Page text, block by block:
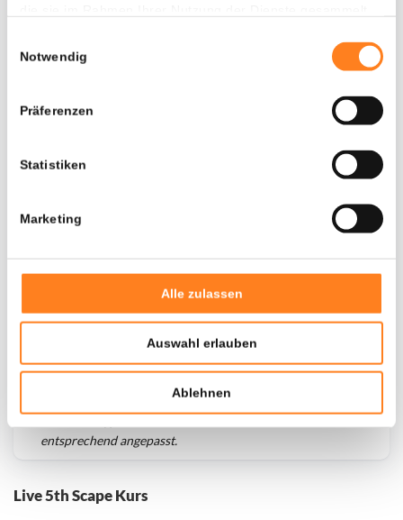
Notwendig
Präferenzen
Statistiken
Marketing
Alle zulassen
Auswahl erlauben
Ablehnen
Live 5th Scape Kurs
$867,54
haben wir historische Daten seit
entsprechend angepasst.